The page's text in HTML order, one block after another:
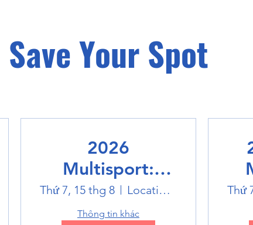
Save Your Spot
2026
Multisport:
Winter Sports
Trip
Thứ 7, 15 thg 8 Location is TBD
Thông tin khác
Thứ